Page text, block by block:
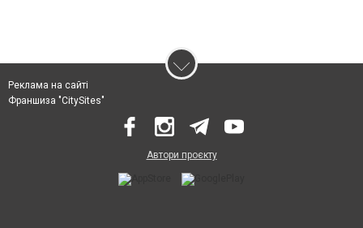
Реклама на сайті
Франшиза "CitySites"
Автори проєкту